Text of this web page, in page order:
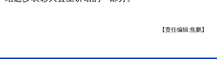
【责任编辑:焦鹏】